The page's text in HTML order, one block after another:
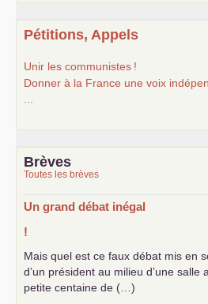
Pétitions, Appels
Unir les communistes !
Donner à la France une voix
Brèves
Toutes les brèves
Un grand débat inégal
!
Mais quel est ce faux débat mis en
d’un président au milieu d’une salle
petite centaine de (…)